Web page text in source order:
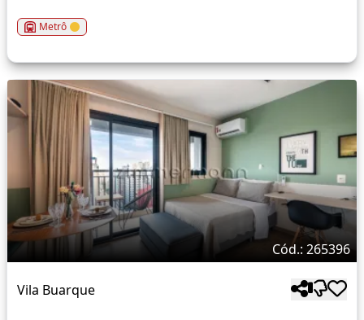
Metrô
Cód.: 265396
Vila Buarque